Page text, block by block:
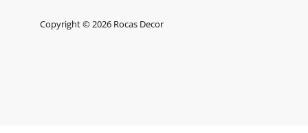
Copyright © 2026 Rocas Decor